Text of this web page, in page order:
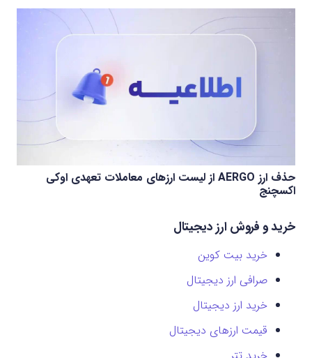
حذف ارز AERGO از لیست ارزهای معاملات تعهدی اوکی
اکسچنج
خرید و فروش ارز دیجیتال
خرید بیت کوین
صرافی ارز دیجیتال
خرید ارز دیجیتال
قیمت ارزهای دیجیتال